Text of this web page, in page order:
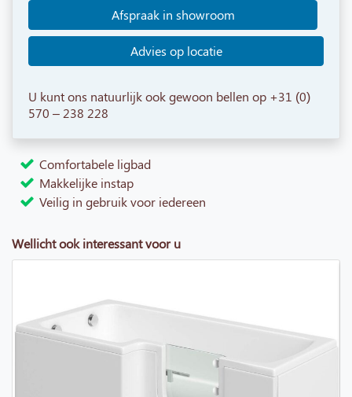
Afspraak in showroom
Advies op locatie
U kunt ons natuurlijk ook gewoon bellen op +31 (0)
570 – 238 228
Comfortabele ligbad
Makkelijke instap
Veilig in gebruik voor iedereen
Wellicht ook interessant voor u